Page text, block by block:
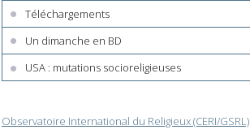
Téléchargements
Un dimanche en BD
USA : mutations socioreligieuses
Observatoire International du Religieux (CERI/GSRL)